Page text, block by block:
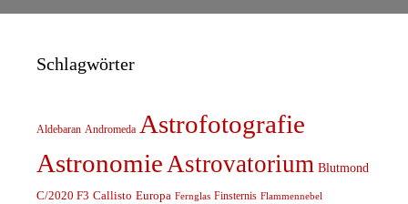
Schlagwörter
Aldebaran Andromeda Astrofotografie
AstronomieAstrovatorium Blutmond
C/2020 F3 Callisto Europa Fernglas Finsternis Flammennebel